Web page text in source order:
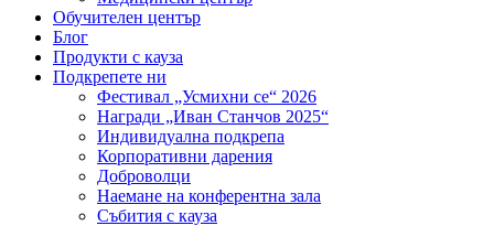
Обучителен център
Блог
Продукти с кауза
Подкрепете ни
Фестивал „Усмихни се“ 2026
Награди „Иван Станчов 2025“
Индивидуална подкрепа
Корпоративни дарения
Доброволци
Наемане на конферентна зала
Събития с кауза